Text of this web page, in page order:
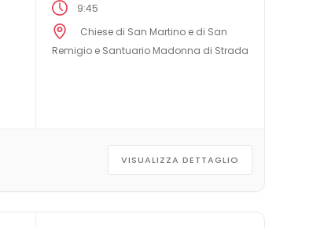
9:45
Chiese di San Martino e di San
Remigio e Santuario Madonna di Strada
VISUALIZZA DETTAGLIO